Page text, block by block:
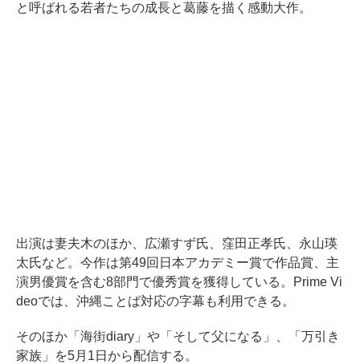
と呼ばれる若者たちの成長と葛藤を描く感動大作。
出演は妻夫木のほか、広瀬すず氏、窪田正孝氏、永山瑛
太氏など。今作は第49回日本アカデミー賞で作品賞、主
演男優賞を含む8部門で優秀賞を獲得している。Prime Vi
deoでは、沖縄ことば対応の字幕も利用できる。
そのほか「海街diary」や「そして父になる」、「万引き
家族」を5月1日から配信する。